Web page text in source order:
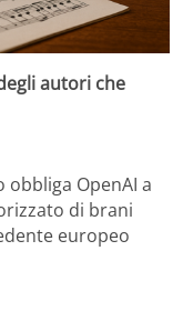
autori che
obbliga OpenAI a
di brani
europeo